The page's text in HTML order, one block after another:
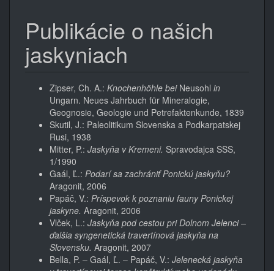
Publikácie o našich
jaskyniach
Zipser, Ch. A.: Knochenhöhle beiNeusohl in
Ungarn. Neues Jahrbuch für Mineralogie,
Geognosie, Geologie und Petrefaktenkunde, 1839
Skutil, J.: Paleolitikum Slovenska a Podkarpatskej
Rusi, 1938
Mitter, P.: Jaskyňa v Kremeni. Spravodajca SSS,
1/1990
Gaál, Ľ.: Podarí sa zachrániť Ponickú jaskyňu?
Aragonit, 2006
Papáč, V.: Príspevok k poznaniu fauny Ponickej
jaskyne. Aragonit, 2006
Vlček, L.: Jaskyňa pod cestou pri Dolnom Jelenci –
ďalšia syngenetická travertínová jaskyňa na
Slovensku. Aragonit, 2007
Bella, P. – Gaál, Ľ. – Papáč, V.: Jelenecká jaskyňa